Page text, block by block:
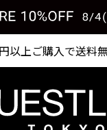
以上ご購入で送